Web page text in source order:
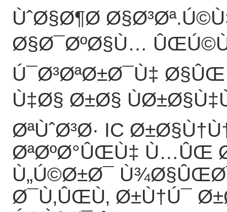
ÙˆØ§Ø¶Ø­
Ø§Ø¯ØºØ§Ù…
Ú¯Ø³ØªØ±Ø¯Ù‡
Ù‡Ø§ Ø±Ø§
ØªÙˆØ³Ø· IC
ØªØºØ°ÛŒÙ‡ Ù…ÛŒ
Ù„Ú©Ø±Ø¯
Ø¯Ù‚ÛŒÙ‚ Ø±Ù†Ú¯